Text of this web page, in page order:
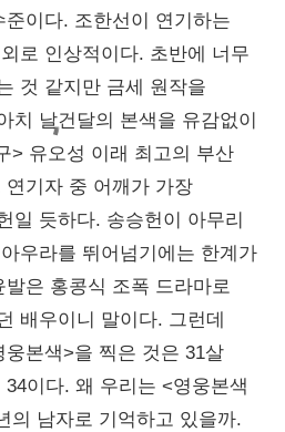
이다. 조한선이 연기하는
로 인상적이다. 초반에 너무
것 같지만 금세 원작을
치 날건달의 본색을 유감없이
> 유오성 이래 최고의 부산
기자 중 어깨가 가장
일 듯하다. 송승헌이 아무리
우라를 뛰어넘기에는 한계가
은 홍콩식 조폭 드라마로
배우이니 말이다. 그런데
본색>을 찍은 것은 31살
이다. 왜 우리는 <영웅본색
의 남자로 기억하고 있을까.